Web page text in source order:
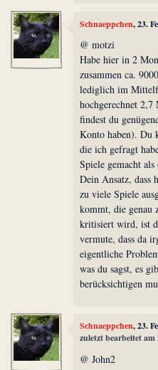
Schnaeppchen, 23.
@ motzi
Habe hier in 2
zusammen ca.
lediglich im
hochgerechnet
findest du
Konto haben). Du
die ich gefragt
Spiele gemacht
Dein Ansatz, dass
zu viele Spiele
kommt, die genau
kritisiert wird, ist
vermute, dass da
eigentliche
was du sagst, es
berücksichtigen
Schnaeppchen, 23.
zuletzt bearbeitet
@ John2